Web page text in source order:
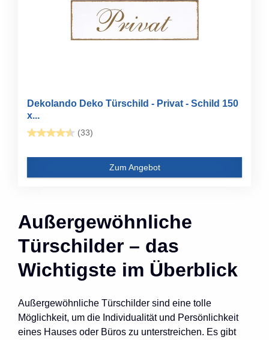
Dekolando Deko Türschild - Privat - Schild 150
x...
(33)
Zum Angebot
Außergewöhnliche
Türschilder – das
Wichtigste im Überblick
Außergewöhnliche Türschilder sind eine tolle
Möglichkeit, um die Individualität und Persönlichkeit
eines Hauses oder Büros zu unterstreichen. Es gibt